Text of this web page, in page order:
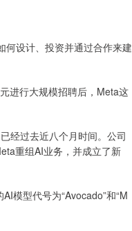
何设计、投资并通过合作来建
进行大规模招聘后，Meta这
经过去近八个月时间。公司
重组AI业务，并成立了新
模型代号为“Avocado”和“M